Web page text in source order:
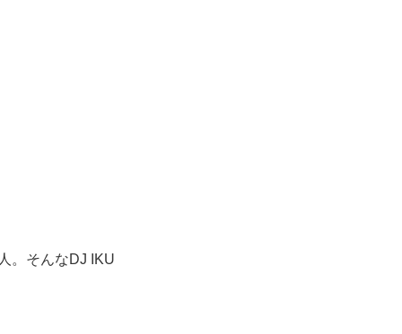
。そんなDJ IKU